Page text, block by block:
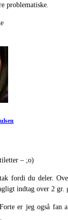
problematiske.
– ;o)
fordi du deler.
indtag over 2 gr.
er jeg også fan